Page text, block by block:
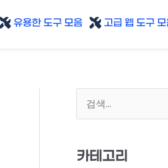
유용한 도구 모음 고급 웹 도구
색
상
카테고리